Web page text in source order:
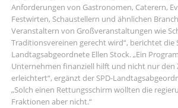
Anforderungen von Gastronomen, Caterern,
Festwirten, Schaustellern und ähnlichen
Veranstaltern von Großveranstaltungen wie
Traditionsvereinen gerecht wird“, berichtet die
Landtagsabgeordnete Ellen Stock. „Ein
Unternehmen finanziell hilft und nicht nur den
erleichtert“, ergänzt der SPD-
„Solch einen Rettungsschirm wollten die
Fraktionen aber nicht.“